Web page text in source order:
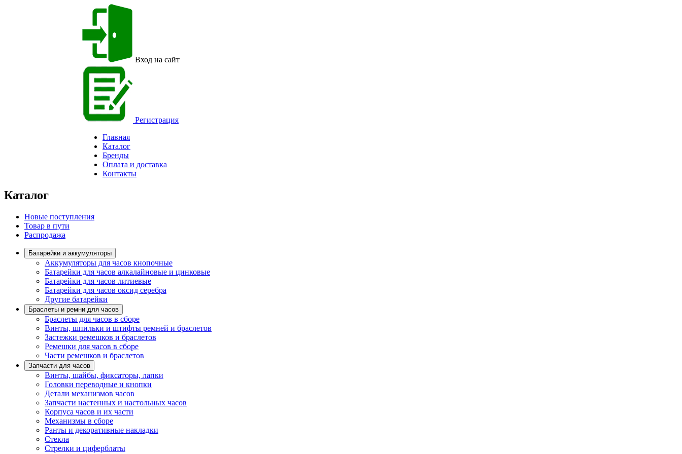
Вход на сайт
Регистрация
Главная
Каталог
Бренды
Оплата и доставка
Контакты
Каталог
Новые поступления
Товар в пути
Распродажа
Батарейки и аккумуляторы
Аккумуляторы для часов кнопочные
Батарейки для часов алкалайновые и цинковые
Батарейки для часов литиевые
Батарейки для часов оксид серебра
Другие батарейки
Браслеты и ремни для часов
Браслеты для часов в сборе
Винты, шпильки и штифты ремней и браслетов
Застежки ремешков и браслетов
Ремешки для часов в сборе
Части ремешков и браслетов
Запчасти для часов
Винты, шайбы, фиксаторы, лапки
Головки переводные и кнопки
Детали механизмов часов
Запчасти настенных и настольных часов
Корпуса часов и их части
Механизмы в сборе
Ранты и декоративные накладки
Стекла
Стрелки и циферблаты